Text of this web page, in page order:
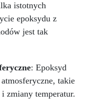
istotnych
epoksydu z
jest tak
: Epoksyd
takie
zmiany temperatur.